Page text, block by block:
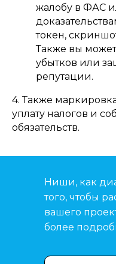
жалобу в ФАС
токен,
Также вы
убытков или
репутации.
4. Также
уплату налогов и
обязательств.
Ниши, как
того, чтобы
вашего
более